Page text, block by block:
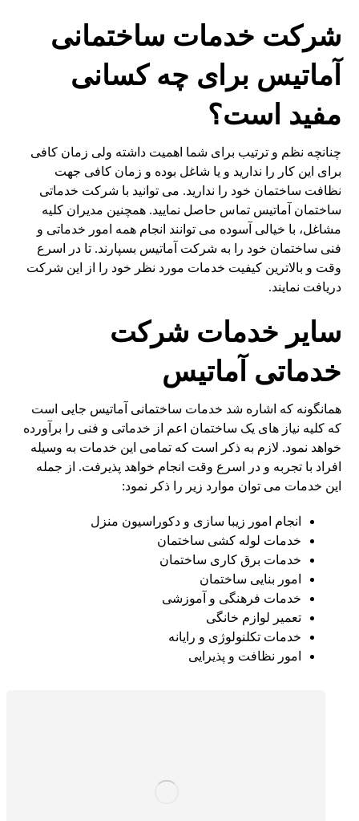
شرکت خدمات ساختمانی
آماتیس برای چه کسانی
مفید است؟
چنانچه نظم و ترتیب برای شما اهمیت داشته ولی زمان کافی
برای این کار را ندارید و یا شاغل بوده و زمان کافی جهت
نظافت ساختمان خود را ندارید. می توانید با شرکت خدماتی
ساختمان آماتیس تماس حاصل نمایید. همچنین مدیران کلیه
مشاغل، با خیالی آسوده می توانند انجام همه امور خدماتی و
فنی ساختمان خود را به شرکت آماتیس بسپارند. تا در اسرع
وقت و بالاترین کیفیت خدمات مورد نظر خود را از این شرکت
دریافت نمایند.
سایر خدمات شرکت
خدماتی آماتیس
همانگونه که اشاره شد خدمات ساختمانی آماتیس جایی است
که کلیه نیاز های یک ساختمان اعم از خدماتی و فنی را برآورده
خواهد نمود. لازم به ذکر است که تمامی این خدمات به وسیله
افراد با تجربه و در اسرع وقت انجام خواهد پذیرفت. از جمله
این خدمات می توان موارد زیر را ذکر نمود:
انجام امور زیبا سازی و دکوراسیون منزل
خدمات لوله کشی ساختمان
خدمات برق کاری ساختمان
امور بنایی ساختمان
خدمات فرهنگی و آموزشی
تعمیر لوازم خانگی
خدمات تکلنولوژی و رایانه
امور نظافت و پذیرایی